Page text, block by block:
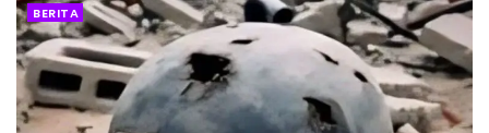
BERITA